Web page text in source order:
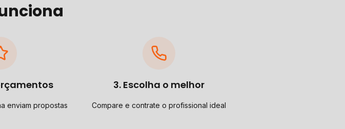
enviam propostas
3. Escolha o melhor
Compare e contrate o profissional ideal